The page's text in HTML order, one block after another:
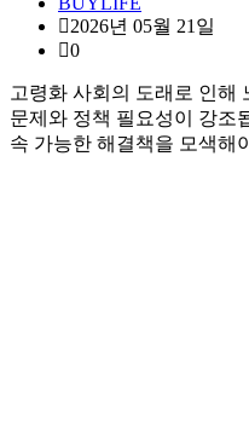
2026년 05월 21일
0
고령화 사회의 도래로 인해
문제와 정책 필요성이 강조
속 가능한 해결책을 모색해